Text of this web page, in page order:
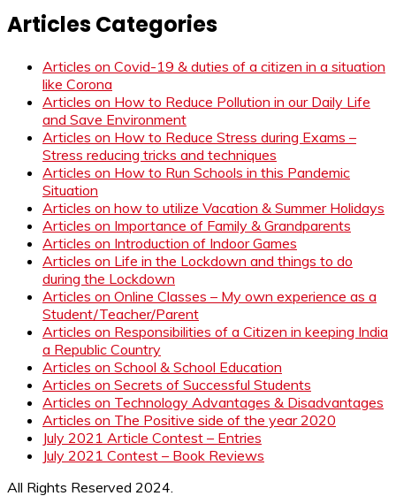
Articles Categories
Articles on Covid-19 & duties of a citizen in a situation
like Corona
Articles on How to Reduce Pollution in our Daily Life
and Save Environment
Articles on How to Reduce Stress during Exams –
Stress reducing tricks and techniques
Articles on How to Run Schools in this Pandemic
Situation
Articles on how to utilize Vacation & Summer Holidays
Articles on Importance of Family & Grandparents
Articles on Introduction of Indoor Games
Articles on Life in the Lockdown and things to do
during the Lockdown
Articles on Online Classes – My own experience as a
Student/Teacher/Parent
Articles on Responsibilities of a Citizen in keeping India
a Republic Country
Articles on School & School Education
Articles on Secrets of Successful Students
Articles on Technology Advantages & Disadvantages
Articles on The Positive side of the year 2020
July 2021 Article Contest – Entries
July 2021 Contest – Book Reviews
All Rights Reserved 2024.